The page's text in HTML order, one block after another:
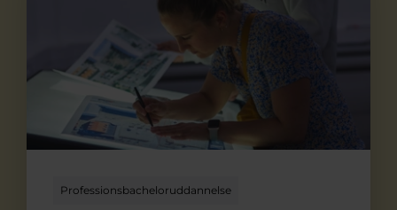
Professionsbacheloruddannelse